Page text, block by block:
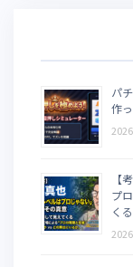
パ
作
【
プ
く